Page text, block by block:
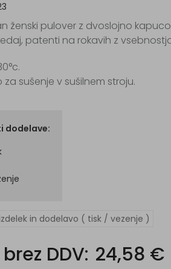
ženski pulover z dvoslojno
patenti na rokavih z
za sušenje v sušilnem stroju.
dodelave:
in dodelavo ( tisk / vezenje )
DDV: 24,58 €